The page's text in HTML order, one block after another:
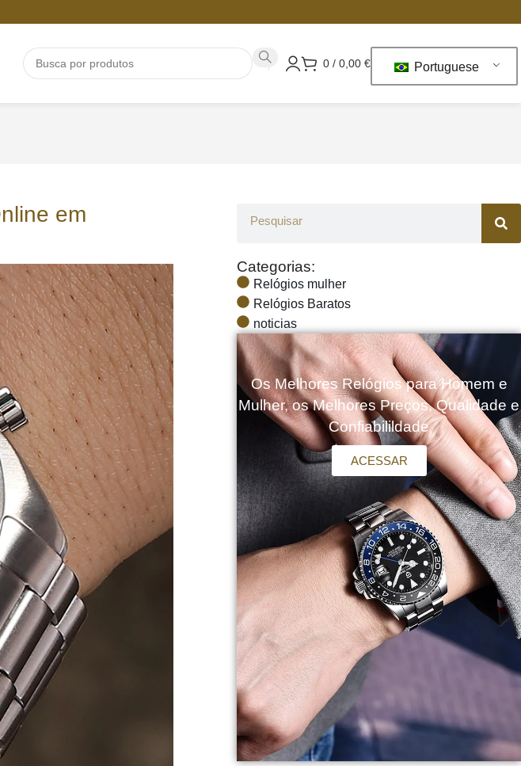
0 / 0,00 € Portuguese
em
Categorias:
Relógios mulher
Relógios Baratos
noticias
Os Melhores Relógios para Homem e
Mulher, os Melhores Preços, Qualidade e
Confiabilildade
ACESSAR